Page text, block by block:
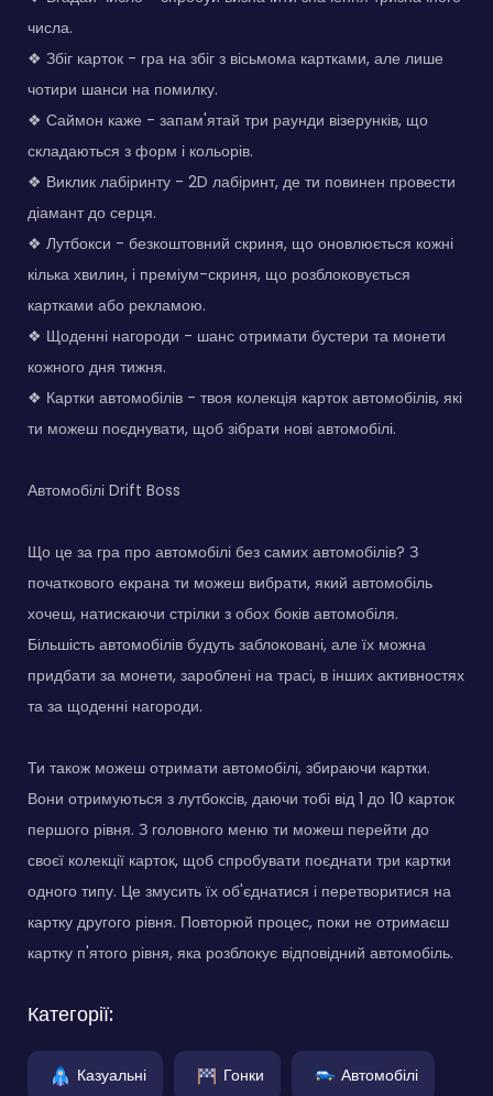
числа.
❖ Збіг карток - гра на збіг з вісьмома картками, але лише
чотири шанси на помилку.
❖ Саймон каже - запам'ятай три раунди візерунків, що
складаються з форм і кольорів.
❖ Виклик лабіринту - 2D лабіринт, де ти повинен провести
діамант до серця.
❖ Лутбокси - безкоштовний скриня, що оновлюється кожні
кілька хвилин, і преміум-скриня, що розблоковується
картками або рекламою.
❖ Щоденні нагороди - шанс отримати бустери та монети
кожного дня тижня.
❖ Картки автомобілів - твоя колекція карток автомобілів, які
ти можеш поєднувати, щоб зібрати нові автомобілі.
Автомобілі Drift Boss
Що це за гра про автомобілі без самих автомобілів? З
початкового екрана ти можеш вибрати, який автомобіль
хочеш, натискаючи стрілки з обох боків автомобіля.
Більшість автомобілів будуть заблоковані, але їх можна
придбати за монети, зароблені на трасі, в інших активностях
та за щоденні нагороди.
Ти також можеш отримати автомобілі, збираючи картки.
Вони отримуються з лутбоксів, даючи тобі від 1 до 10 карток
першого рівня. З головного меню ти можеш перейти до
своєї колекції карток, щоб спробувати поєднати три картки
одного типу. Це змусить їх об'єднатися і перетворитися на
картку другого рівня. Повторюй процес, поки не отримаєш
картку п'ятого рівня, яка розблокує відповідний автомобіль.
Категорії:
Казуальні Гонки Автомобілі